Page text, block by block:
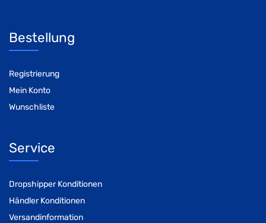
Bestellung
Registrierung
Mein Konto
Wunschliste
Service
Dropshipper Konditionen
Händler Konditionen
Versandinformation